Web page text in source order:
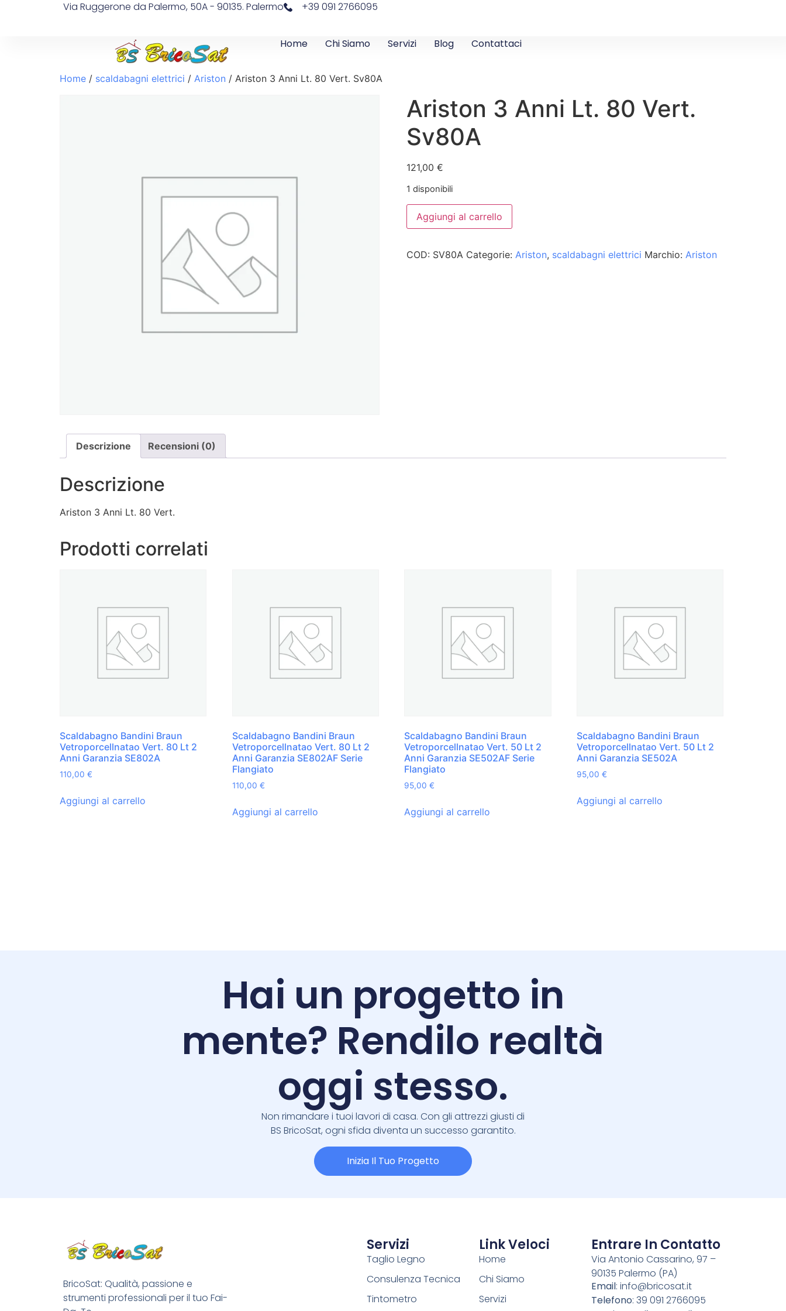
Via Ruggerone da Palermo, 50A - 90135. Palermo +39 091 2766095
Home Chi Siamo Servizi Blog Contattaci
Home / scaldabagni elettrici / Ariston / Ariston 3 Anni Lt. 80 Vert. Sv80A
Ariston 3 Anni Lt. 80 Vert.
Sv80A
121,00 €
1 disponibili
Aggiungi al carrello
COD: SV80A Categorie: Ariston, scaldabagni elettrici Marchio: Ariston
Descrizione Recensioni (0)
Descrizione
Ariston 3 Anni Lt. 80 Vert.
Prodotti correlati
Scaldabagno Bandini Braun
Vetroporcellnatao Vert. 80 Lt 2
Anni Garanzia SE802A
110,00 €
Aggiungi al carrello
Scaldabagno Bandini Braun
Vetroporcellnatao Vert. 80 Lt 2
Anni Garanzia SE802AF Serie
Flangiato
110,00 €
Aggiungi al carrello
Scaldabagno Bandini Braun
Vetroporcellnatao Vert. 50 Lt 2
Anni Garanzia SE502AF Serie
Flangiato
95,00€
Aggiungi al carrello
Scaldabagno Bandini Braun
Vetroporcellnatao Vert. 50 Lt 2
Anni Garanzia SE502A
95,00€
Aggiungi al carrello
Hai un progetto in
mente? Rendilo realtà
oggi stesso.
Non rimandare i tuoi lavori di casa. Con gli attrezzi giusti di
BS BricoSat, ogni sfida diventa un successo garantito.
Inizia Il Tuo Progetto
BricoSat: Qualità, passione e
strumenti professionali per il tuo Fai-
Servizi
Taglio Legno
Consulenza Tecnica
Tintometro
Link Veloci
Home
Chi Siamo
Servizi
Entrare In Contatto
Via Antonio Cassarino, 97 –
90135 Palermo (PA)
Email: info@bricosat.it
Telefono: 39 091 2766095